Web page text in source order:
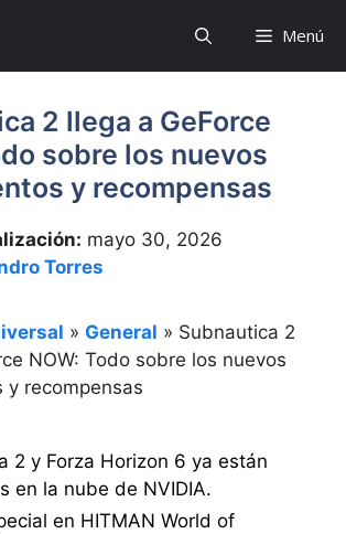
Menú
2 llega a GeForce
sobre los nuevos
y recompensas
mayo 30, 2026
Torres
» General » Subnautica 2
NOW: Todo sobre los nuevos
y recompensas
2 y Forza Horizon 6 ya están
en la nube de NVIDIA.
en HITMAN World of